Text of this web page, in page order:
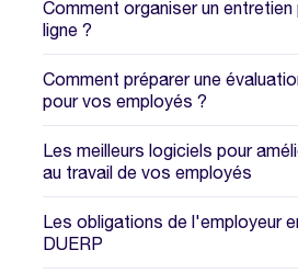
Comment organiser un
ligne ?
Comment préparer une
pour vos employés ?
Les meilleurs logiciels pour
au travail de vos employés
Les obligations de l'employeur
DUERP